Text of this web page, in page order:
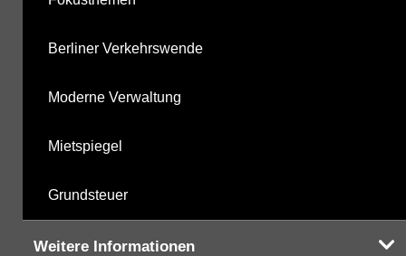
Berliner Verkehrswende
Moderne Verwaltung
Mietspiegel
Grundsteuer
Weitere Informationen